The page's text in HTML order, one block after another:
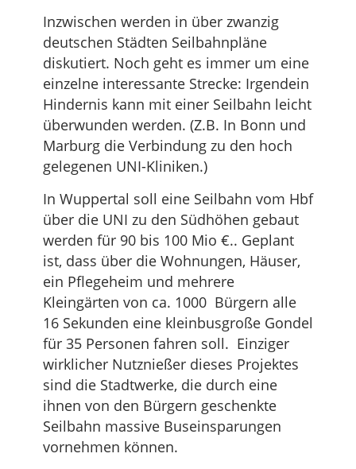
Inzwischen werden in über zwanzig
deutschen Städten Seilbahnpläne
diskutiert. Noch geht es immer um eine
einzelne interessante Strecke: Irgendein
Hindernis kann mit einer Seilbahn leicht
überwunden werden. (Z.B. In Bonn und
Marburg die Verbindung zu den hoch
gelegenen UNI-Kliniken.)
In Wuppertal soll eine Seilbahn vom Hbf
über die UNI zu den Südhöhen gebaut
werden für 90 bis 100 Mio €.. Geplant
ist, dass über die Wohnungen, Häuser,
ein Pflegeheim und mehrere
Kleingärten von ca. 1000 Bürgern alle
16 Sekunden eine kleinbusgroße Gondel
für 35 Personen fahren soll. Einziger
wirklicher Nutznießer dieses Projektes
sind die Stadtwerke, die durch eine
ihnen von den Bürgern geschenkte
Seilbahn massive Buseinsparungen
vornehmen können.